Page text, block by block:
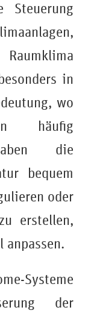
Steuerung
in
wo
häufig
die
bequem
oder
erstellen,
anpassen.
Systeme
der